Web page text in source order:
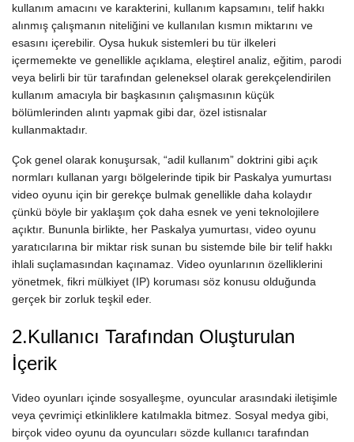
kullanım amacını ve karakterini, kullanım kapsamını, telif hakkı
alınmış çalışmanın niteliğini ve kullanılan kısmın miktarını ve
esasını içerebilir. Oysa hukuk sistemleri bu tür ilkeleri
içermemekte ve genellikle açıklama, eleştirel analiz, eğitim, parodi
veya belirli bir tür tarafından geleneksel olarak gerekçelendirilen
kullanım amacıyla bir başkasının çalışmasının küçük
bölümlerinden alıntı yapmak gibi dar, özel istisnalar
kullanmaktadır.
Çok genel olarak konuşursak, “adil kullanım” doktrini gibi açık
normları kullanan yargı bölgelerinde tipik bir Paskalya yumurtası
video oyunu için bir gerekçe bulmak genellikle daha kolaydır
çünkü böyle bir yaklaşım çok daha esnek ve yeni teknolojilere
açıktır. Bununla birlikte, her Paskalya yumurtası, video oyunu
yaratıcılarına bir miktar risk sunan bu sistemde bile bir telif hakkı
ihlali suçlamasından kaçınamaz. Video oyunlarının özelliklerini
yönetmek, fikri mülkiyet (IP) koruması söz konusu olduğunda
gerçek bir zorluk teşkil eder.
2.Kullanıcı Tarafından Oluşturulan
İçerik
Video oyunları içinde sosyalleşme, oyuncular arasındaki iletişimle
veya çevrimiçi etkinliklere katılmakla bitmez. Sosyal medya gibi,
birçok video oyunu da oyuncuları sözde kullanıcı tarafından